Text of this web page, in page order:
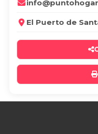
El Puerto de